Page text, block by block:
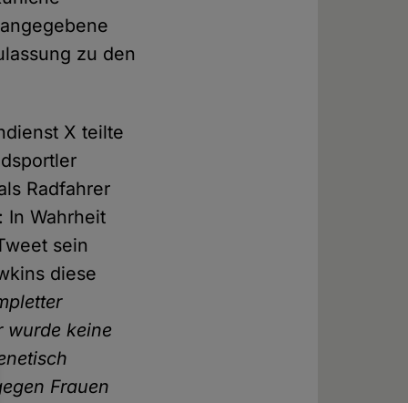
zu den
X teilte
Radfahrer
In Wahrheit
sein
diese
wurde keine
Frauen